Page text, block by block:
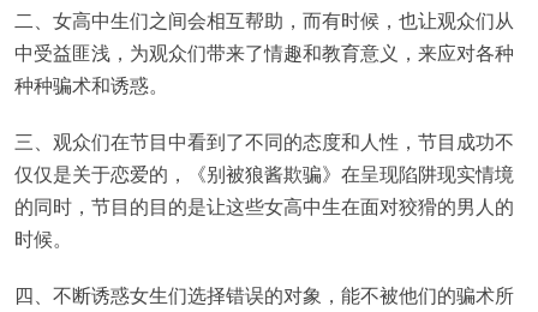
二、女高中生们之间会相互帮助，而有时候，也让观众们从
中受益匪浅，为观众们带来了情趣和教育意义，来应对各种
种种骗术和诱惑。
三、观众们在节目中看到了不同的态度和人性，节目成功不
仅仅是关于恋爱的，《别被狼酱欺骗》在呈现陷阱现实情境
的同时，节目的目的是让这些女高中生在面对狡猾的男人的
时候。
四、不断诱惑女生们选择错误的对象，能不被他们的骗术所